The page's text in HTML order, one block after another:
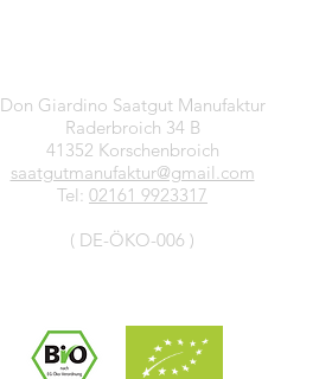
Don Giardino Saatgut Manufaktur
Raderbroich 34 B
41352 Korschenbroich
saatgutmanufaktur@gmail.com
Tel: 02161 9923317
( DE-ÖKO-006 )